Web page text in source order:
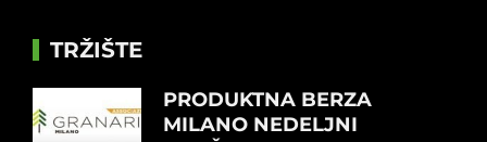
TRŽIŠTE
PRODUKTNA BERZA
MILANO NEDELJNI